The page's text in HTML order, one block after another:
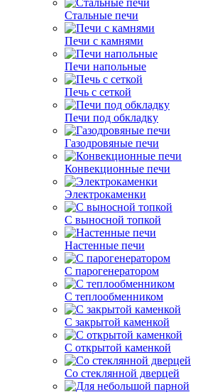
Стальные печи
Печи с камнями
Печи напольные
Печь с сеткой
Печи под обкладку
Газодровяные печи
Конвекционные печи
Электрокаменки
С выносной топкой
Настенные печи
С парогенератором
С теплообменником
С закрытой каменкой
С открытой каменкой
Со стеклянной дверцей